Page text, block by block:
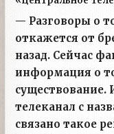
— Разговоры о
откажется от
назад. Сейчас
информация о
существование.
телеканал с
связано такое